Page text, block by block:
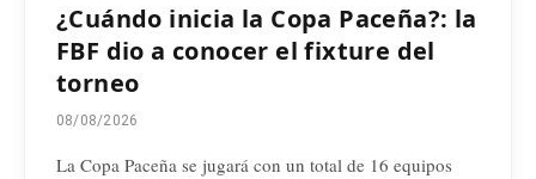
¿Cuándo inicia la Copa Paceña?: la
FBF dio a conocer el fixture del
torneo
08/08/2026
La Copa Paceña se jugará con un total de 16 equipos